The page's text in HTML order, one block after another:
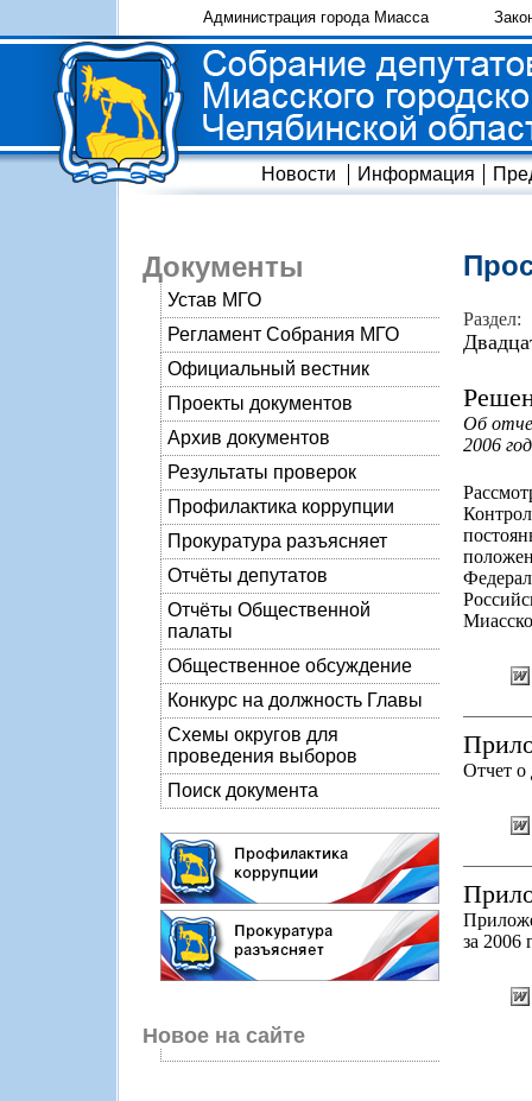
Администрация города Миасса
Новости Информация
Документы
Устав МГО
Регламент Собрания МГО
Официальный вестник
Проекты документов
Архив документов
Результаты проверок
Профилактика коррупции
Прокуратура разъясняет
Отчёты депутатов
Отчёты Общественной
палаты
Общественное обсуждение
Конкурс на должность Главы
Схемы округов для
проведения выборов
Поиск документа
Новое на сайте
Раздел:
Об
2006 год
Отчет о
за 2006